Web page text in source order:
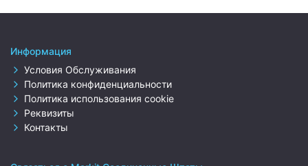
Информация
Условия Обслуживания
Политика конфиденциальности
Политика использования cookie
Реквизиты
Контакты